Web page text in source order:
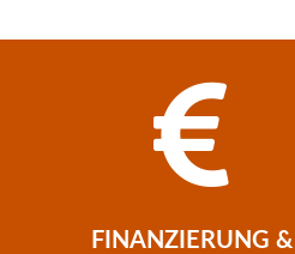
FINANZIERUNG &